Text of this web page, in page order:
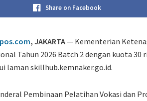
Share on Facebook
, JAKARTA— Kementerian
Tahun 2026 Batch 2 dengan kuota
laman skillhub.kemnaker.go.id.
Pembinaan Pelatihan Vokasi dan